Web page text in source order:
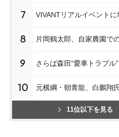
7 VIVANTリアルイベントに
8 片岡鶴太郎、自家農園で
9 さらば森田“愛車トラブル
10 元横綱・朝青龍、白鵬翔
11位以下を見る